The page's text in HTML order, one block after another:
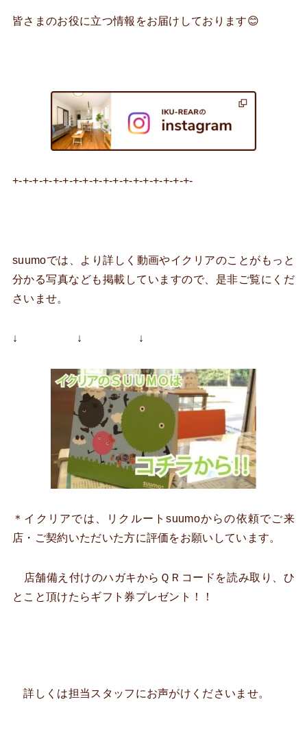
皆さまのお役に立つ情報をお届けしております😊
+-+-+-+-+-+-+-+-+-+-+-+-+-+-+-+-+-+-
suumoでは、より詳しく動画やイクリアのことがもっと
分かる写真なども掲載していますので、是非ご覧にくだ
さいませ。
↓ ↓ ↓
＊イクリアでは、リクルートsuumoからの依頼でご来
店・ご契約いただいた方に評価をお願いしています。
店舗備え付けのハガキからＱＲコードを読み取り、ひ
とこと頂けたらギフト券プレゼント！！
詳しくは担当スタッフにお声がけくださいませ。